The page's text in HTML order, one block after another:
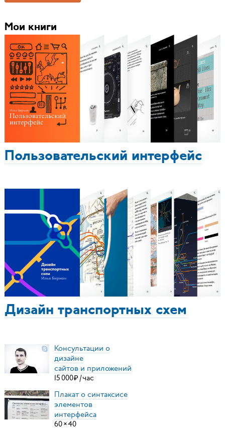
Мои книги
Пользовательский интерфейс
Дизайн транспортных схем
Консультации о
дизайне
сайтов и приложений
15000₽ /час
Плакат о синтаксисе
элементов
интерфейса
60×40